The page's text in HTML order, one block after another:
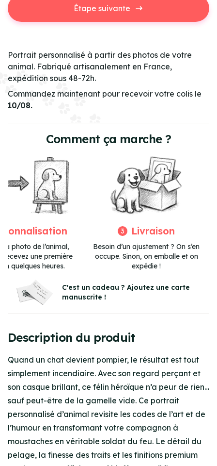
Portrait personnalisé à partir des photos de votre
animal. Fabriqué artisanalement en France,
expédition sous 48-72h.
Commandez maintenant pour recevoir votre colis le
10/08.
Étape suivante
Comment ça marche ?
photo de l’animal,
recevez une première
quelques heures.
3 Livraison
Besoin d’un ajustement ? On s’en
occupe. Sinon, on emballe et on
expédie !
C'est un cadeau ? Ajoutez une carte
manuscrite !
Description du produit
Quand un chat devient pompier, le résultat est tout
simplement incendiaire. Avec son regard perçant et
son casque brillant, ce félin héroïque n’a peur de rien…
sauf peut-être de la gamelle vide. Ce portrait
personnalisé d’animal revisite les codes de l’art et de
l’humour en transformant votre compagnon à
moustaches en véritable soldat du feu. Le détail du
pelage, la finesse des traits et les finitions premium